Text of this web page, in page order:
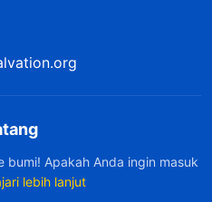
bumi! Apakah Anda ingin masuk
lebih lanjut